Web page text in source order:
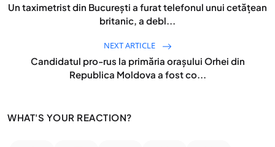
Un taximetrist din București a furat telefonul unui cetățean
britanic, a debl...
NEXT ARTICLE
Candidatul pro-rus la primăria orașului Orhei din
Republica Moldova a fost co...
WHAT'S YOUR REACTION?